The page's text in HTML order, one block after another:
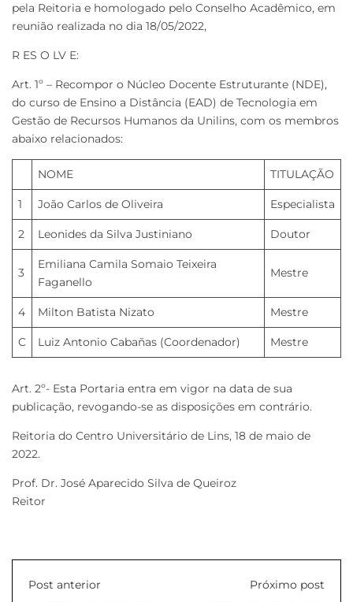
pela Reitoria e homologado pelo Conselho Acadêmico, em
reunião realizada no dia 18/05/2022,
R ES O LV E:
Art. 1º – Recompor o Núcleo Docente Estruturante (NDE),
do curso de Ensino a Distância (EAD) de Tecnologia em
Gestão de Recursos Humanos da Unilins, com os membros
abaixo relacionados:
NOME TITULAÇÃO
1 João Carlos de Oliveira Especialista
2 Leonides da Silva Justiniano Doutor
3
Emiliana Camila Somaio Teixeira
Faganello
Mestre
4 Milton Batista Nizato Mestre
C Luiz Antonio Cabañas (Coordenador) Mestre
Art. 2º- Esta Portaria entra em vigor na data de sua
publicação, revogando-se as disposições em contrário.
Reitoria do Centro Universitário de Lins, 18 de maio de
2022.
Prof. Dr. José Aparecido Silva de Queiroz
Reitor
Post anterior Próximo post